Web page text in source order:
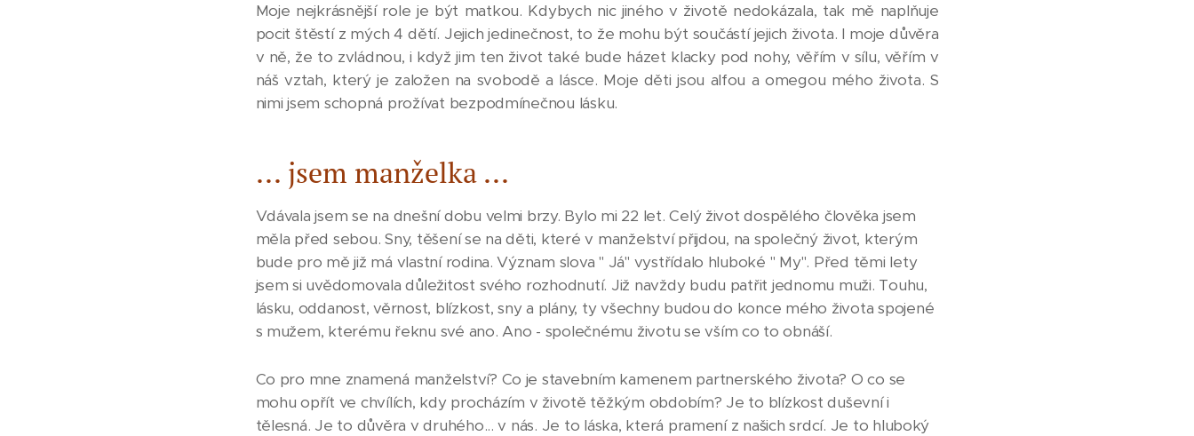
Moje nejkrásnější role je být matkou. Kdybych nic jiného v životě nedokázala, tak mě naplňuje
pocit štěstí z mých 4 dětí. Jejich jedinečnost, to že mohu být součástí jejich života. I moje důvěra
v ně, že to zvládnou, i když jim ten život také bude házet klacky pod nohy, věřím v sílu, věřím v
náš vztah, který je založen na svobodě a lásce. Moje děti jsou alfou a omegou mého života. S
nimi jsem schopná prožívat bezpodmínečnou lásku.
... jsem manželka ...
Vdávala jsem se na dnešní dobu velmi brzy. Bylo mi 22 let. Celý život dospělého člověka jsem
měla před sebou. Sny, těšení se na děti, které v manželství přijdou, na společný život, kterým
bude pro mě již má vlastní rodina. Význam slova " Já" vystřídalo hluboké " My". Před těmi lety
jsem si uvědomovala důležitost svého rozhodnutí. Již navždy budu patřit jednomu muži. Touhu,
lásku, oddanost, věrnost, blízkost, sny a plány, ty všechny budou do konce mého života spojené
s mužem, kterému řeknu své ano. Ano - společnému životu se vším co to obnáší.
Co pro mne znamená manželství? Co je stavebním kamenem partnerského života? O co se
mohu opřít ve chvílích, kdy procházím v životě těžkým obdobím? Je to blízkost duševní i
tělesná. Je to důvěra v druhého... v nás. Je to láska, která pramení z našich srdcí. Je to hluboký